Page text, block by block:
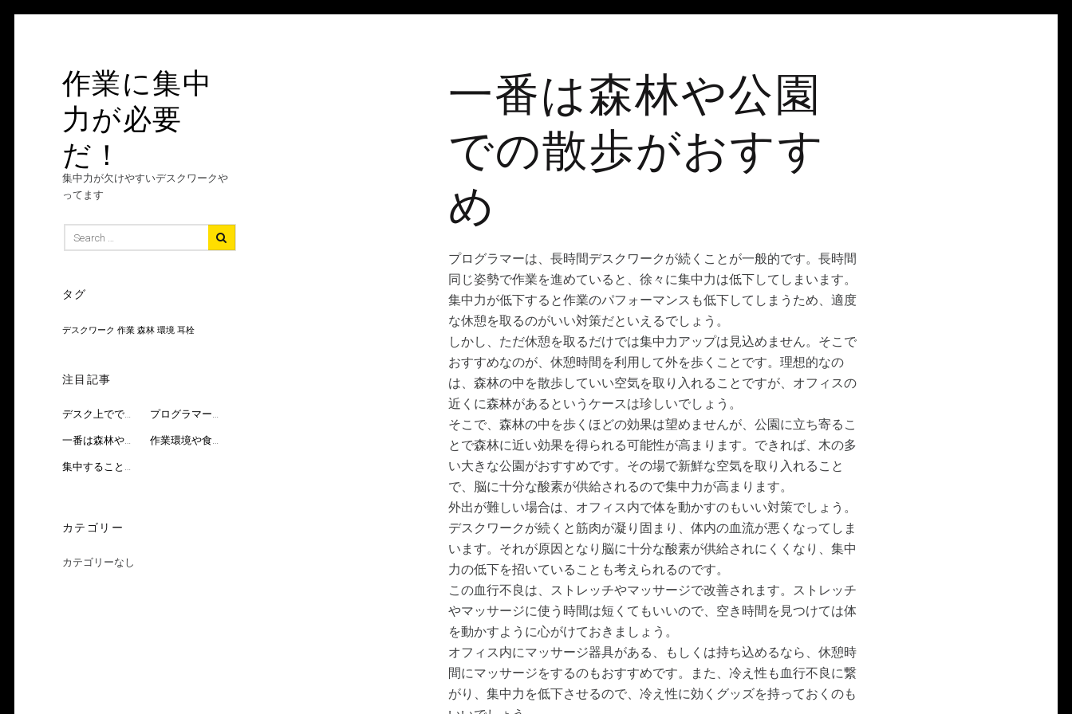
作業に集中
力が必要
だ！
集中力が欠けやすいデスクワークや
ってます
一番は森林や公園
での散歩がおすす
め
プログラマーは、長時間デスクワークが続くことが一般的です。長時間
同じ姿勢で作業を進めていると、徐々に集中力は低下してしまいます。
集中力が低下すると作業のパフォーマンスも低下してしまうため、適度
な休憩を取るのがいい対策だといえるでしょう。
しかし、ただ休憩を取るだけでは集中力アップは見込めません。そこで
おすすめなのが、休憩時間を利用して外を歩くことです。理想的なの
は、森林の中を散歩していい空気を取り入れることですが、オフィスの
近くに森林があるというケースは珍しいでしょう。
そこで、森林の中を歩くほどの効果は望めませんが、公園に立ち寄るこ
とで森林に近い効果を得られる可能性が高まります。できれば、木の多
い大きな公園がおすすめです。その場で新鮮な空気を取り入れること
で、脳に十分な酸素が供給されるので集中力が高まります。
外出が難しい場合は、オフィス内で体を動かすのもいい対策でしょう。
デスクワークが続くと筋肉が凝り固まり、体内の血流が悪くなってしま
います。それが原因となり脳に十分な酸素が供給されにくくなり、集中
力の低下を招いていることも考えられるのです。
この血行不良は、ストレッチやマッサージで改善されます。ストレッチ
やマッサージに使う時間は短くてもいいので、空き時間を見つけては体
を動かすように心がけておきましょう。
オフィス内にマッサージ器具がある、もしくは持ち込めるなら、休憩時
間にマッサージをするのもおすすめです。また、冷え性も血行不良に繋
がり、集中力を低下させるので、冷え性に効くグッズを持っておくのも
for:
タグ
デスクワーク 作業 森林 環境 耳栓
注目記事
デスク上でできる3つの方法 プログラマーの問題を解決して集中力アップ
一番は森林や公園での散歩がおすすめ 作業環境や食べ物でも集中力アップが見込める
集中することが求められるプログラマー
カテゴリー
カテゴリーなし